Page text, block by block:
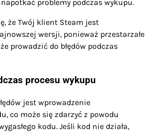
problemy podczas wykupu.
że Twój klient Steam jest
wersji, ponieważ przestarzałe
prowadzić do błędów podczas
procesu wykupu
jest wprowadzenie
co może się zdarzyć z powodu
kodu. Jeśli kod nie działa,